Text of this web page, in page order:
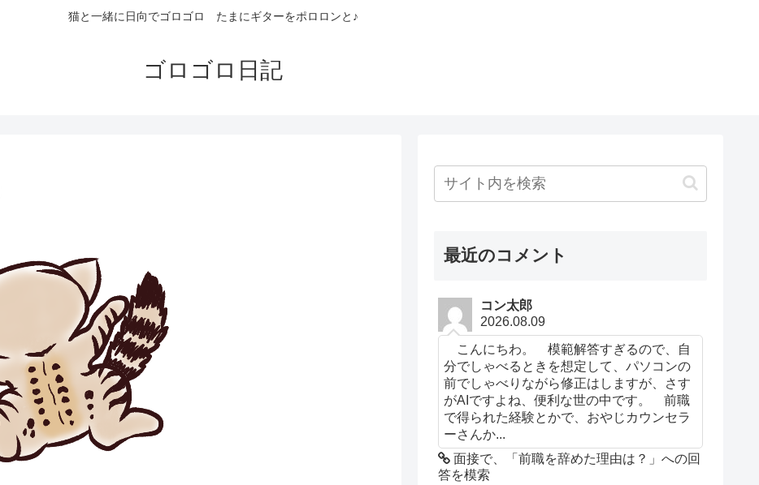
猫と一緒に日向でゴロゴロ たまにギターをポロロンと♪
ゴロゴロ日記
最近のコメント
コン太郎
2026.08.09
こんにちわ。 模範解答すぎるので、自
分でしゃべるときを想定して、パソコンの
前でしゃべりながら修正はしますが、さす
がAIですよね、便利な世の中です。 前職
で得られた経験とかで、おやじカウンセラ
ーさんか...
面接で、「前職を辞めた理由は？」への回
答を模索